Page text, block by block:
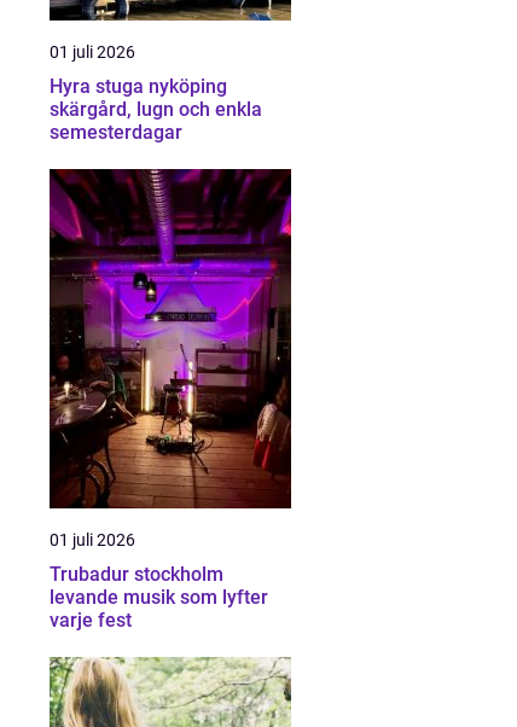
01 juli 2026
Hyra stuga nyköping
skärgård, lugn och enkla
semesterdagar
01 juli 2026
Trubadur stockholm
levande musik som lyfter
varje fest